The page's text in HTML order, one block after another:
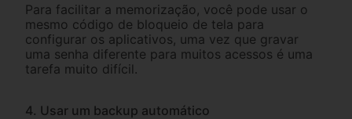
Para facilitar a memorização, você pode usar o
mesmo código de bloqueio de tela para
configurar os aplicativos, uma vez que gravar
uma senha diferente para muitos acessos é uma
tarefa muito difícil.
4. Usar um backup automático